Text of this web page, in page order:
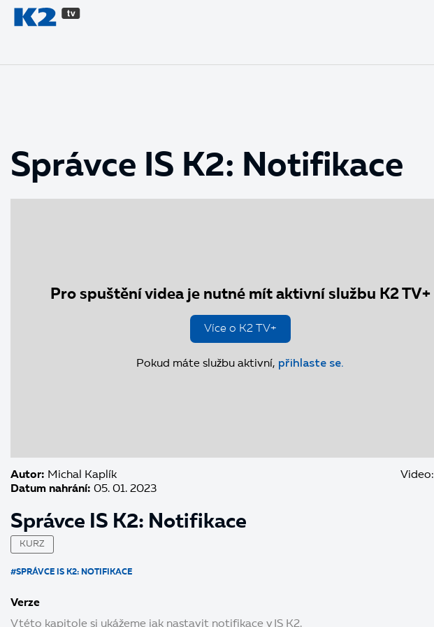
Správce IS K2: Notifikace
Pro spuštění videa je nutné mít aktivní službu K2 TV+
Více o K2 TV+
Pokud máte službu aktivní, přihlaste se.
Autor: Michal Kaplík
Datum nahrání: 05. 01. 2023
Video:
Správce IS K2: Notifikace
KURZ
#SPRÁVCE IS K2: NOTIFIKACE
Verze
V této kapitole si ukážeme jak nastavit notifikace v IS K2.